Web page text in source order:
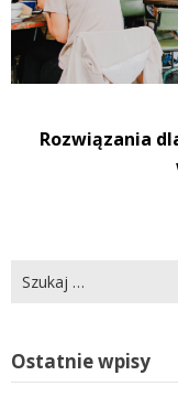
Rozwiązania
Szukaj:
Ostatnie wpisy